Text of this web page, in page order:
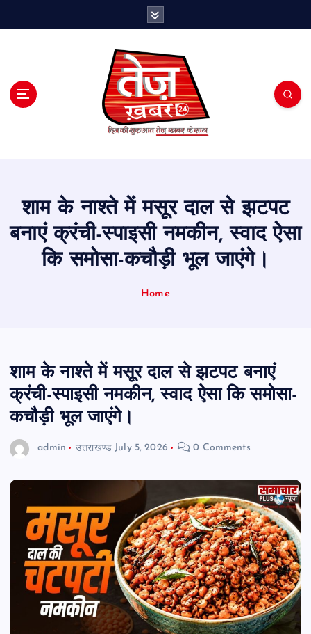
शाम के नाश्ते में मसूर दाल से झटपट
बनाएं क्रंची-स्पाइसी नमकीन, स्वाद ऐसा
कि समोसा-कचौड़ी भूल जाएंगे।
Home
शाम के नाश्ते में मसूर दाल से झटपट बनाएं
क्रंची-स्पाइसी नमकीन, स्वाद ऐसा कि समोसा-
कचौड़ी भूल जाएंगे।
admin उत्तराखण्ड July 5, 2026 0 Comments